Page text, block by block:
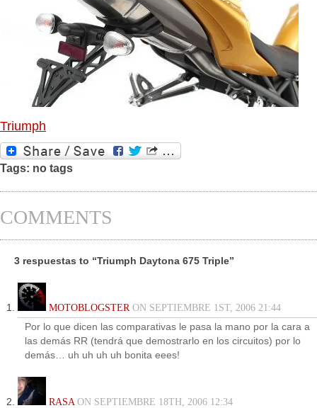
Triumph
Tags: no tags
COMMENTS
3 respuestas to “Triumph Daytona 675 Triple”
MOTOBLOGSTERON SEPTIEMBRE 1ST, 2006 21:44
Por lo que dicen las comparativas le pasa la mano por la cara a
las demás RR (tendrá que demostrarlo en los circuitos) por lo
demás… uh uh uh uh bonita eees!
RASAON SEPTIEMBRE 18TH, 2006 12:34